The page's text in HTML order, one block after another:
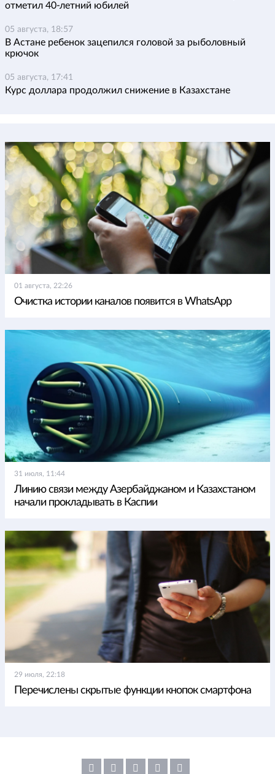
отметил 40-летний юбилей
05 августа, 18:57
В Астане ребенок зацепился головой за рыболовный
крючок
05 августа, 17:41
Курс доллара продолжил снижение в Казахстане
01 августа, 22:26
Очистка истории каналов появится в WhatsApp
31 июля, 11:44
Линию связи между Азербайджаном и Казахстаном
начали прокладывать в Каспии
29 июля, 22:18
Перечислены скрытые функции кнопок смартфона